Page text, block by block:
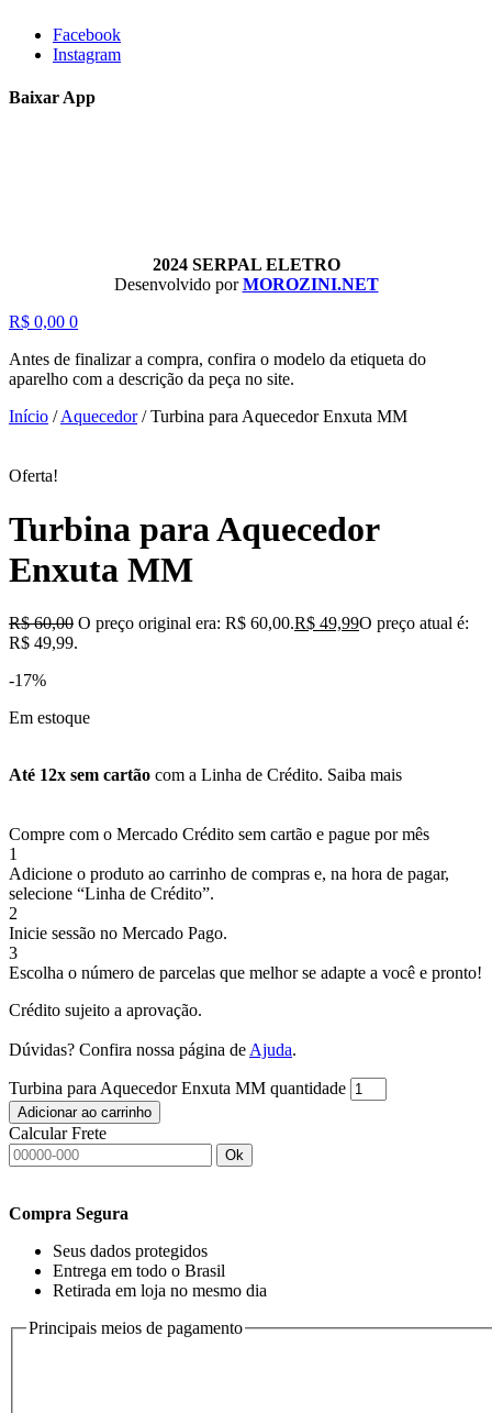
Facebook
Instagram
Baixar App
2024 SERPAL ELETRO
Desenvolvido porMOROZINI.NET
R$ 0,00 0
Antes de finalizar a compra, confira o modelo da etiqueta do
aparelho com a descrição da peça no site.
Início /Aquecedor/Turbina para Aquecedor Enxuta MM
Oferta!
Turbina para Aquecedor
Enxuta MM
R$60,00 O preço original era: R$ 60,00.R$ 49,99O preço atual é:
R$ 49,99.
-17%
Em estoque
Até 12x sem cartão com a Linha de Crédito. Saiba mais
Compre com o Mercado Crédito sem cartão e pague por mês
1
Adicione o produto ao carrinho de compras e, na hora de pagar,
selecione “Linha de Crédito”.
2
Inicie sessão no Mercado Pago.
3
Escolha o número de parcelas que melhor se adapte a você e pronto!
Crédito sujeito a aprovação.
Dúvidas? Confira nossa página deAjuda.
Turbina para Aquecedor Enxuta MM quantidade
Adicionar ao carrinho
Calcular Frete
Ok
Compra Segura
Seus dados protegidos
Entrega em todo o Brasil
Retirada em loja no mesmo dia
Principais meios de pagamento